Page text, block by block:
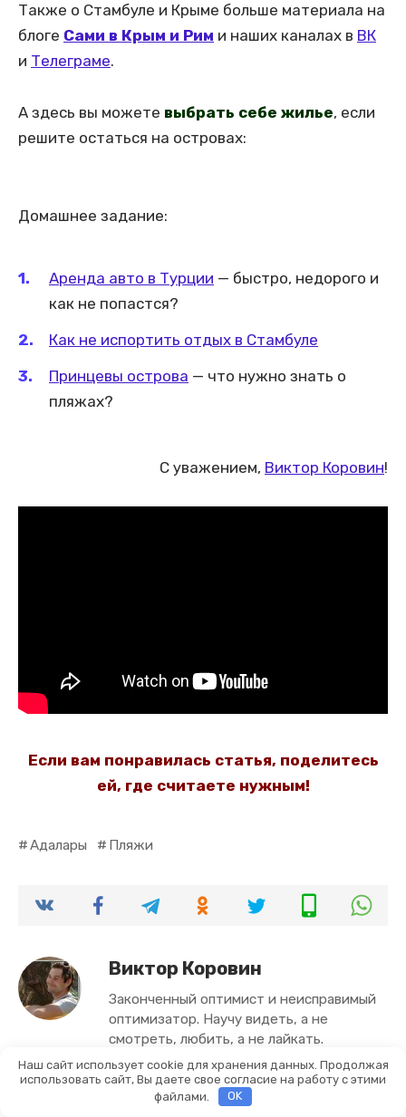
Также о Стамбуле и Крыме больше материала на
блоге Сами в Крым и Рим и наших каналах в ВК
и Телеграме.
А здесь вы можете выбрать себе жилье, если
решите остаться на островах:
Домашнее задание:
Аренда авто в Турции — быстро, недорого и
как не попастся?
Как не испортить отдых в Стамбуле
Принцевы острова — что нужно знать о
пляжах?
С уважением, Виктор Коровин!
Если вам понравилась статья, поделитесь
ей, где считаете нужным!
Адалары Пляжи
Виктор Коровин
Законченный оптимист и неисправимый
оптимизатор. Научу видеть, а не
смотреть, любить, а не лайкать.
Наш сайт использует cookie для хранения данных. Продолжая
использовать сайт, Вы даете свое согласие на работу с этими
файлами.
OK